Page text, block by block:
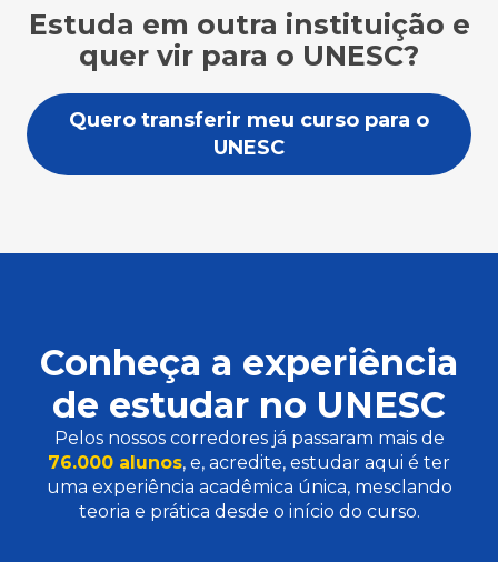
Estuda em outra instituição e
quer vir para o UNESC?
Quero transferir meu curso para o
UNESC
Conheça a experiência
de estudar no UNESC
Pelos nossos corredores já passaram mais de
76.000 alunos, e, acredite, estudar aqui é ter
uma experiência acadêmica única, mesclando
teoria e prática desde o início do curso.